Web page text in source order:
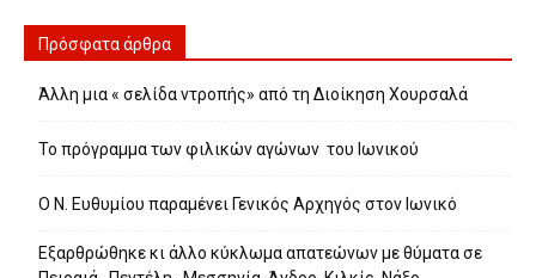
Πρόσφατα άρθρα
Άλλη μια « σελίδα ντροπής» από τη Διοίκηση Χουρσαλά
Το πρόγραμμα των φιλικών αγώνων του Ιωνικού
Ο Ν. Ευθυμίου παραμένει Γενικός Αρχηγός στον Ιωνικό
Εξαρθρώθηκε κι άλλο κύκλωμα απατεώνων με θύματα σε